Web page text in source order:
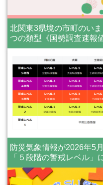
北関東3県境の市町のい
つの類型《国勢調査速報
防災気象情報が2026年5
「５段階の警戒レベル」